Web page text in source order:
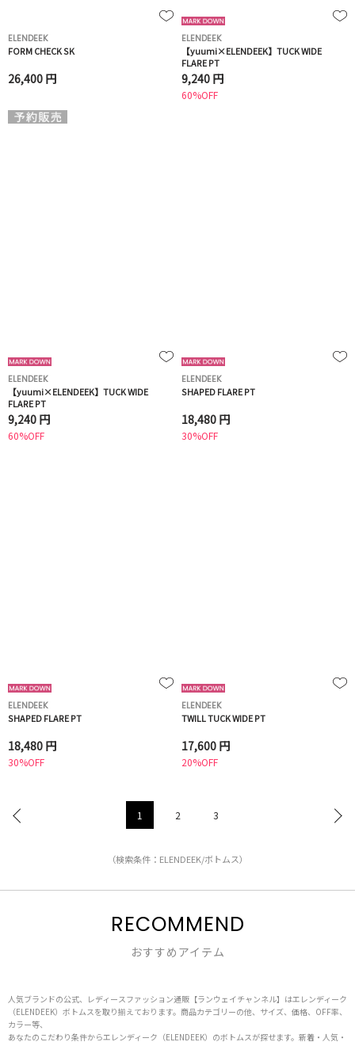
ELENDEEK
FORM CHECK SK
26,400 円
ELENDEEK
【yuumi×ELENDEEK】TUCK WIDE
FLARE PT
9,240 円
60%OFF
ELENDEEK
【yuumi×ELENDEEK】TUCK WIDE
FLARE PT
9,240 円
60%OFF
ELENDEEK
SHAPED FLARE PT
18,480 円
30%OFF
ELENDEEK
SHAPED FLARE PT
18,480 円
30%OFF
ELENDEEK
TWILL TUCK WIDE PT
17,600 円
20%OFF
1 2 3
（検索条件：ELENDEEK/ボトムス）
RECOMMEND
おすすめアイテム
人気ブランドの公式、レディースファッション通販【ランウェイチャンネル】はエレンディーク
（ELENDEEK）ボトムスを取り揃えております。商品カテゴリーの他、サイズ、価格、OFF率、
カラー等、
あなたのこだわり条件からエレンディーク（ELENDEEK）のボトムスが探せます。新着・人気・